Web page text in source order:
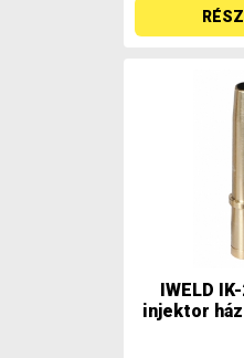
IWELD
injektor